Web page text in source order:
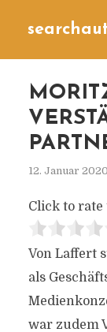
12. Januar 2020
Click to rate
Von Laffert
als
war zudem